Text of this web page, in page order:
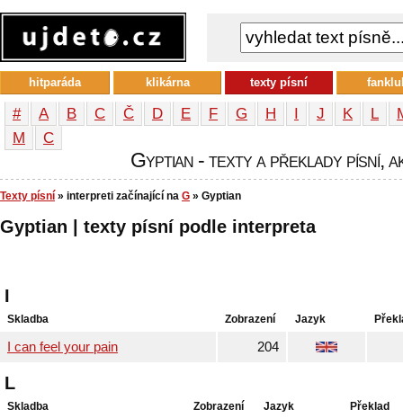
# A B C Č D E F G H I J K L
М
С
Gyptian - texty a překlady písní,
Texty písní » interpreti začínající na G » Gyptian
Gyptian | texty písní podle interpreta
I
Skladba Zobrazení Jazyk
I can feel your pain 204
L
Skladba Zobrazení Jazyk Překlad
hitparáda klikárna texty písní